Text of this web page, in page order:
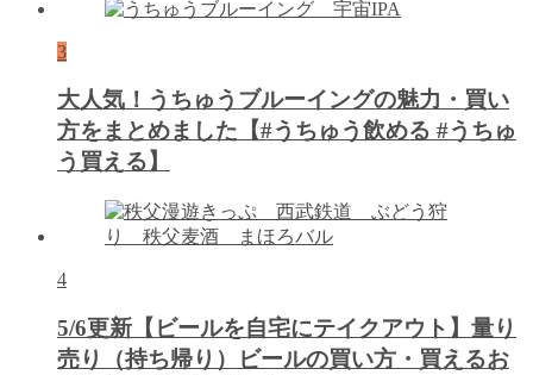
3
大人気！うちゅうブルーイングの魅力・買い
方をまとめました【#うちゅう飲める #うちゅ
う買える】
4
5/6更新【ビールを自宅にテイクアウト】量り
売り（持ち帰り）ビールの買い方・買えるお